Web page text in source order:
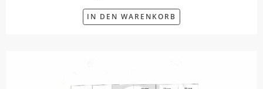
IN DEN WARENKORB